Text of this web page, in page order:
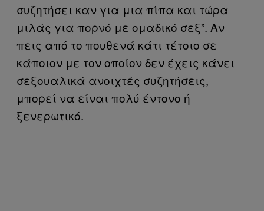
συζητήσει καν για μια πίπα και τώρα
μιλάς για πορνό με ομαδικό σεξ”. Αν
πεις από το πουθενά κάτι τέτοιο σε
κάποιον με τον οποίον δεν έχεις κάνει
σεξουαλικά ανοιχτές συζητήσεις,
μπορεί να είναι πολύ έντονο ή
ξενερωτικό.